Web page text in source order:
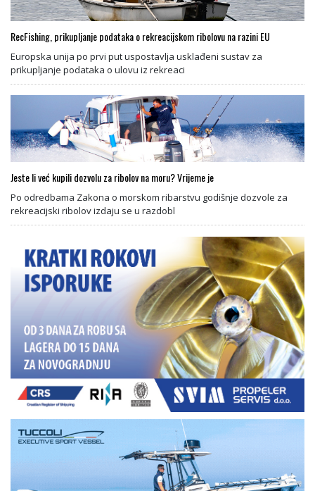
RecFishing, prikupljanje podataka o rekreacijskom ribolovu na razini EU
Europska unija po prvi put uspostavlja usklađeni sustav za
prikupljanje podataka o ulovu iz rekreaci
Jeste li već kupili dozvolu za ribolov na moru? Vrijeme je
Po odredbama Zakona o morskom ribarstvu godišnje dozvole za
rekreacijski ribolov izdaju se u razdobl